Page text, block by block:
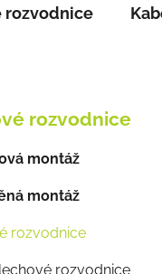
rozvodnice
rozvodnice
montáž
montáž
rozvodnice
rozvodnice